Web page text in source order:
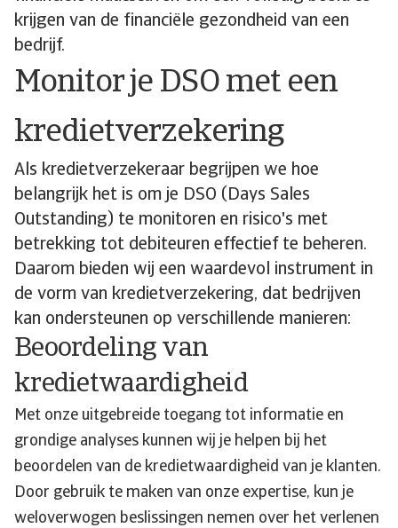
krijgen van de financiële gezondheid van een
bedrijf.
Monitor je DSO met een
kredietverzekering
Als kredietverzekeraar begrijpen we hoe
belangrijk het is om je DSO (Days Sales
Outstanding) te monitoren en risico's met
betrekking tot debiteuren effectief te beheren.
Daarom bieden wij een waardevol instrument in
de vorm van kredietverzekering, dat bedrijven
kan ondersteunen op verschillende manieren:
Beoordeling van
kredietwaardigheid
Met onze uitgebreide toegang tot informatie en
grondige analyses kunnen wij je helpen bij het
beoordelen van de kredietwaardigheid van je klanten.
Door gebruik te maken van onze expertise, kun je
weloverwogen beslissingen nemen over het verlenen